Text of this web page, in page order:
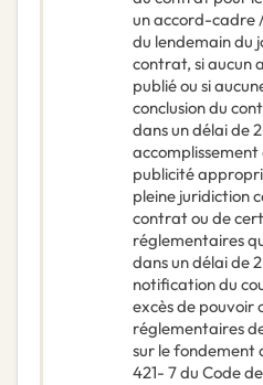
un accord-cadre
du lendemain du
contrat, si aucun
publié ou si
conclusion du
dans un délai de
accomplissement
publicité
pleine juridiction
contrat ou de
réglementaires
dans un délai de
notification du
excès de pouvoir
réglementaires
sur le fondement
421- 7 du Code